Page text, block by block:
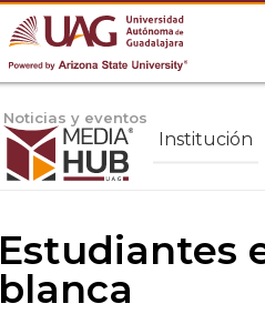
Noticias y eventos
Institución
Estudiantes
blanca